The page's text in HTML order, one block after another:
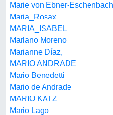
Marie von Ebner-Eschenbach
Maria_Rosax
MARIA_ISABEL
Mariano Moreno
Marianne Díaz,
MARIO ANDRADE
Mario Benedetti
Mario de Andrade
MARIO KATZ
Mario Lago